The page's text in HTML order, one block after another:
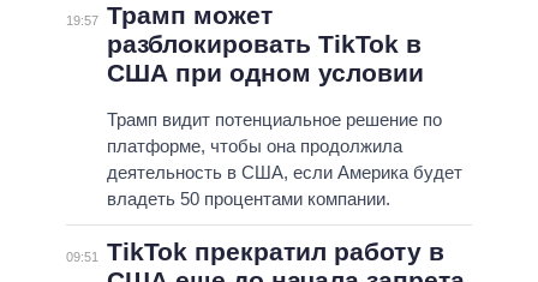
19:57 Трамп может
разблокировать TikTok в
США при одном условии
Трамп видит потенциальное решение по
платформе, чтобы она продолжила
деятельность в США, если Америка будет
владеть 50 процентами компании.
09:51
TikTok прекратил работу в